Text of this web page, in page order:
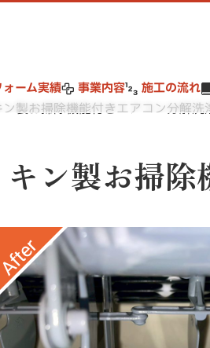
ォーム実績 事業内容 施工の流れ
製お掃除機能付きエアコン分解洗
ン製お掃